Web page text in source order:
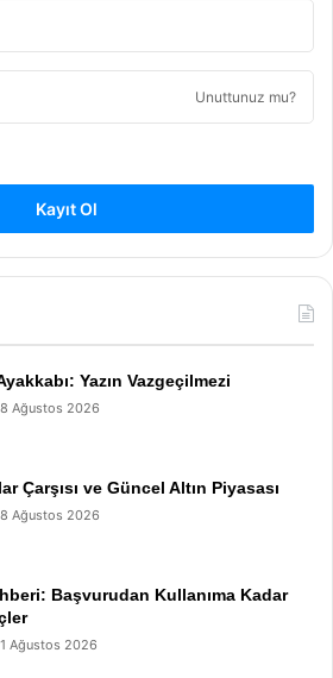
Unuttunuz mu?
Kayıt Ol
Yazın Vazgeçilmezi
8 Ağustos 2026
Çarşısı ve Güncel Altın Piyasası
8 Ağustos 2026
Başvurudan Kullanıma Kadar
1 Ağustos 2026